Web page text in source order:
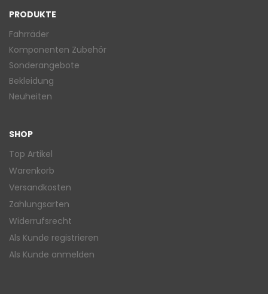
PRODUKTE
Fahrräder
Komponenten Zubehör
Sonderangebote
Bekleidung
Neuheiten
SHOP
Top Artikel
Warenkorb
Versandkosten
Zahlungsarten
Widerrufsrecht
Als Kunde registrieren
Als Kunde anmelden